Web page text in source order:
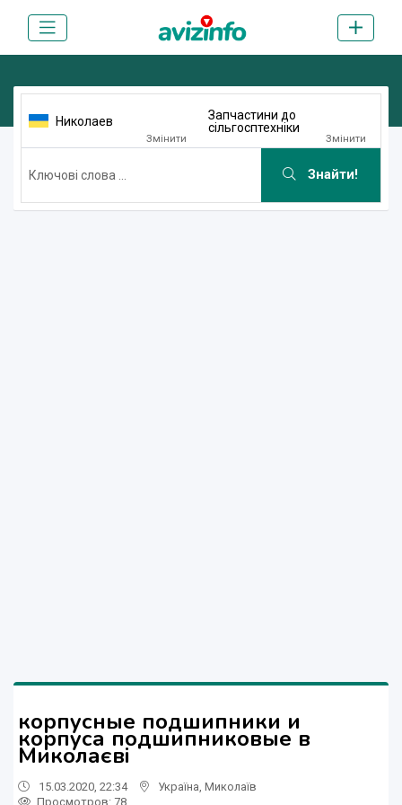
Николаев
Змінити
Запчастини до
сільгосптехніки
Змінити
Знайти!
корпусные подшипники и
корпуса подшипниковые в
Миколаєві
15.03.2020, 22:34 Україна Миколаїв
Просмотров: 78